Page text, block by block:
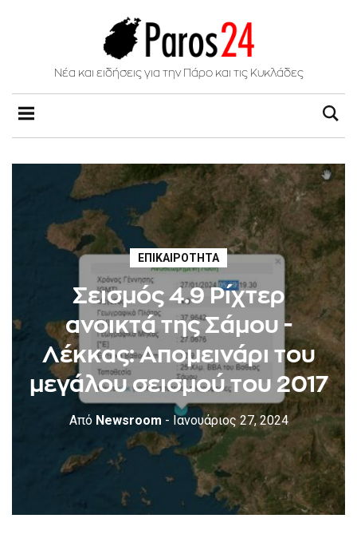
Νέα και ειδήσεις για την Πάρο και τις Κυκλάδες
ΕΠΙΚΑΙΡΌΤΗΤΑ
Σεισμός 4.9 Ρίχτερ
ανοικτά της Σάμου -
Λέκκας: Απομεινάρι του
μεγάλου σεισμού του 2017
ΑπόNewsroom - Ιανουάριος 27, 2024